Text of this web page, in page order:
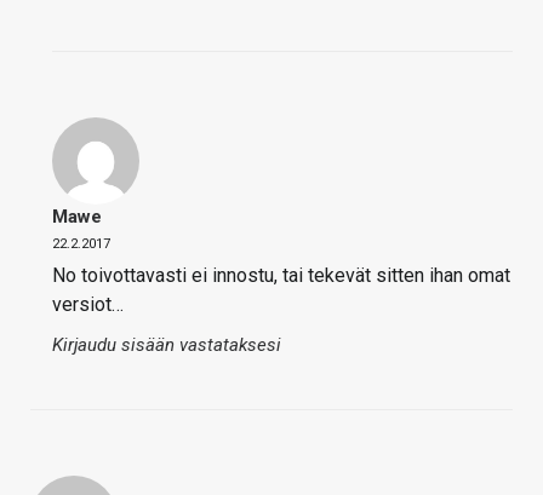
Mawe
22.2.2017
No toivottavasti ei innostu, tai tekevät sitten ihan omat
versiot…
Kirjaudu sisään vastataksesi